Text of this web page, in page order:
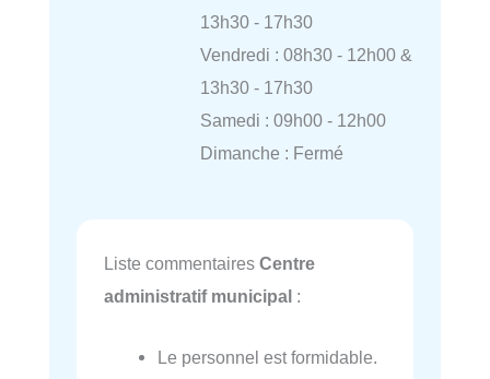
13h30 - 17h30
Vendredi : 08h30 - 12h00 &
13h30 - 17h30
Samedi : 09h00 - 12h00
Dimanche : Fermé
Liste commentaires Centre
administratif municipal :
Le personnel est formidable.